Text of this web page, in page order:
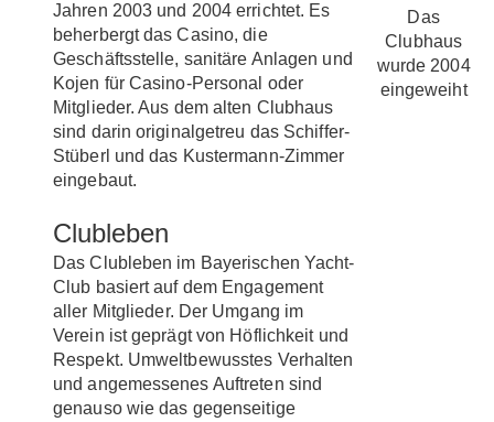
Jahren 2003 und 2004 errichtet. Es
beherbergt das Casino, die
Geschäftsstelle, sanitäre Anlagen und
Kojen für Casino-Personal oder
Mitglieder. Aus dem alten Clubhaus
sind darin originalgetreu das Schiffer-
Stüberl und das Kustermann-Zimmer
eingebaut.
Das
Clubhaus
wurde 2004
eingeweiht
Clubleben
Das Clubleben im Bayerischen Yacht-
Club basiert auf dem Engagement
aller Mitglieder. Der Umgang im
Verein ist geprägt von Höflichkeit und
Respekt. Umweltbewusstes Verhalten
und angemessenes Auftreten sind
genauso wie das gegenseitige